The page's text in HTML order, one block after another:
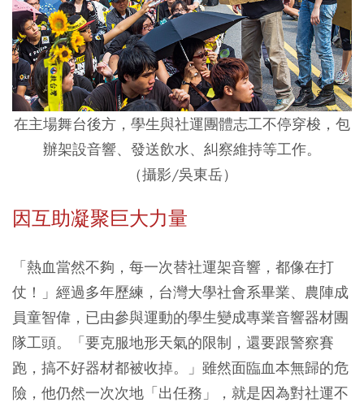
在主場舞台後方，學生與社運團體志工不停穿梭，包
辦架設音響、發送飲水、糾察維持等工作。
（攝影/吳東岳）
因互助凝聚巨大力量
「熱血當然不夠，每一次替社運架音響，都像在打
仗！」經過多年歷練，台灣大學社會系畢業、農陣成
員童智偉，已由參與運動的學生變成專業音響器材團
隊工頭。「要克服地形天氣的限制，還要跟警察賽
跑，搞不好器材都被收掉。」雖然面臨血本無歸的危
險，他仍然一次次地「出任務」，就是因為對社運不